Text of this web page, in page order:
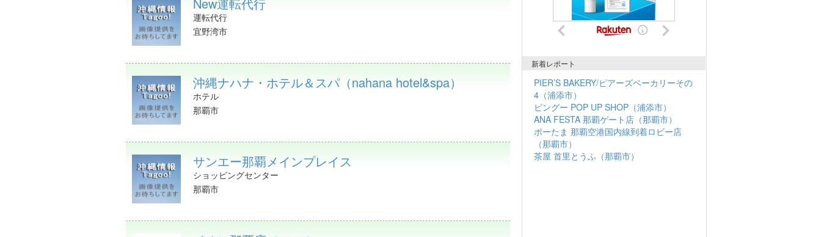
運転代行
宜野湾市
沖縄ナハナ・ホテル＆スパ（nahana hotel&spa）
ホテル
那覇市
サンエー那覇メインプレイス
ショッピングセンター
那覇市
新着レポート
PIER’S BAKERY/ピアーズベーカリーその
4（浦添市）
ピングー POP UP SHOP（浦添市）
ANA FESTA 那覇ゲート店（那覇市）
ポーたま 那覇空港国内線到着ロビー店
（那覇市）
茶屋 首里とうふ（那覇市）